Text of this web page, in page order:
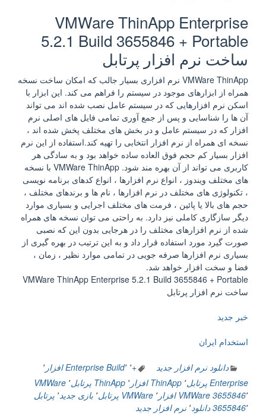
VMWare ThinApp Enterprise
5.2.1 Build 3655846 + Portable
ساخت نرم افزار پرتابل
VMWare ThinApp نرم افزاری بسیار جالب که امکان ساخت نسخه
همراه از ابزارهای موجود در سیستم را فراهم می کند. این ابزار با
اسکن نرم افزارهایی که در سیستم عامل نصب شده اند می تواند
آن ها را شناسایی و پس از جمع آوری تمامی فایل های اصلی نرم
افزار که در سیستم عامل و در بخش های مختلف پخش شده اند ،
نسخه ای همراه از نرم افزار انتخابی را تهیه کند.استفاده از این نرم
افزار بسیار کم حجم فوق العاده ساده خواهد بود و به سادگی هر
کاربری می تواند از آن بهره مند شود. VMWare ThinApp با نسخه
های مختلف ویندوز ، انواع نرم افزارها ، انواع کدهای برنامه نویسی
، تکنولوژی های مختلف در نرم افزارها ، نام ها و برندهای مختلف ،
حجم های بالا یا پائین ، فرمت های مختلف اجرایی و بسیاری موارد
دیگر سازگاری کاملی نیز دارد. به راحتی می توان نسخه های همراه
شده از نرم افزارهای مختلف را در هرجایی بدون این که نصبی
صورت گیرد مورد استفاده قرار داد و به این ترتیب در بهره گیری از
بسیاری نرم افزارها صرفه جویی در تمامی موارد نظیر ، زمان ،
فضا و سخت افزار خواهد شد.
VMWare ThinApp Enterprise 5.2.1 Build 3655846 + Portable
ساخت نرم افزار پرتابل
خبر جدید
استخدام ایران
دانلود نرم افزار جدید +٬ Build٬ Enterprise افزار
٬
Enterprise پرتابل
٬ ThinApp افزار ٬ ThinApp پرتابل ٬ VMWare
3655846٬ VMWare افزار ٬ VMWare پرتابل ٬ بازی جدید٬ پرتابل
3655846٬ دانلود٬ نرم افزار جدید